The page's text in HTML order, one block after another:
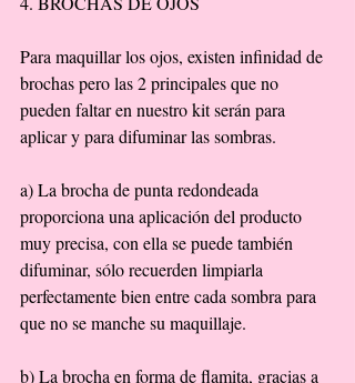
Para maquillar los ojos, existen infinidad de
brochas pero las 2 principales que no
pueden faltar en nuestro kit serán para
aplicar y para difuminar las sombras.
a) La brocha de punta redondeada
proporciona una aplicación del producto
muy precisa, con ella se puede también
difuminar, sólo recuerden limpiarla
perfectamente bien entre cada sombra para
que no se manche su maquillaje.
b) La brocha en forma de flamita, gracias a